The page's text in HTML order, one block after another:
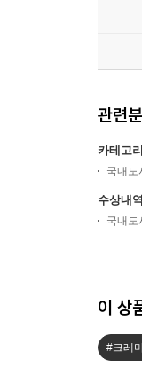
관련
카테고
국내도
수상내
국내도
이 상
#크레